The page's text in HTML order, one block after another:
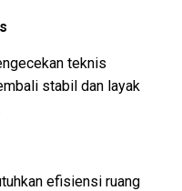
teknis
stabil dan layak
efisiensi ruang